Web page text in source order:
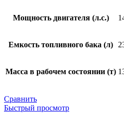
Мощность двигателя (л.с.)
Емкость топливного бака (л)
Масса в рабочем состоянии (т)
Сравнить
Быстрый просмотр